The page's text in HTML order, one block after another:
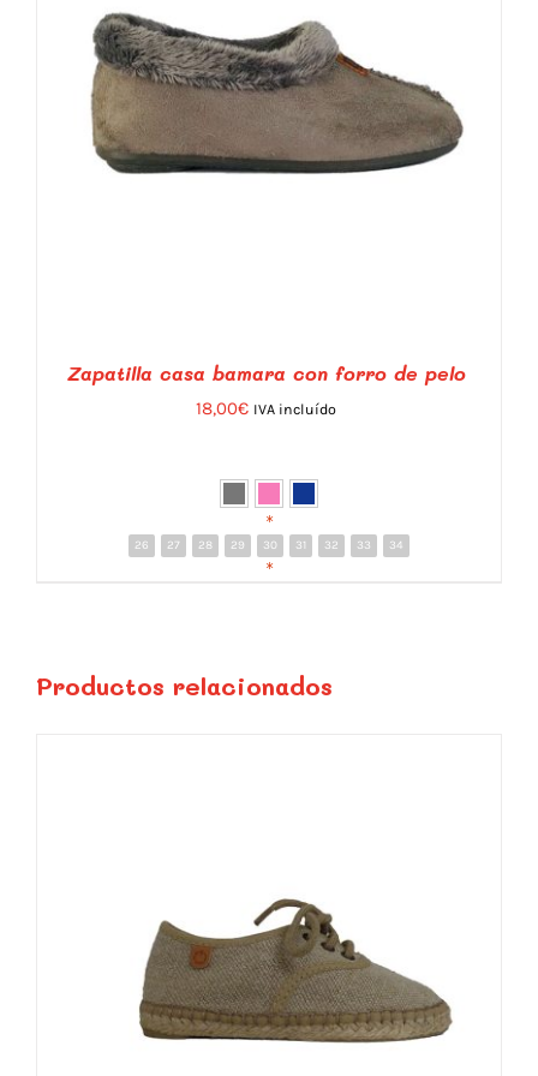
EN
LA
PÁGINA
DETALLES
Zapatilla casa bamara con forro de pelo
18,00€ IVA incluído
*
26 27 28 29 30 31 32 33 34
*
Productos relacionados